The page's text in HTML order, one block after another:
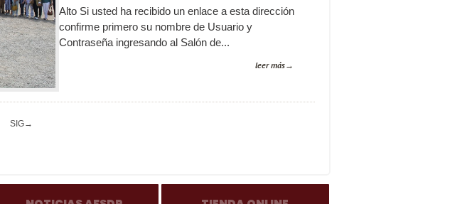
Alto Si usted ha recibido un enlace a esta dirección
confirme primero su nombre de Usuario y
Contraseña ingresando al Salón de...
leer más
SIG→